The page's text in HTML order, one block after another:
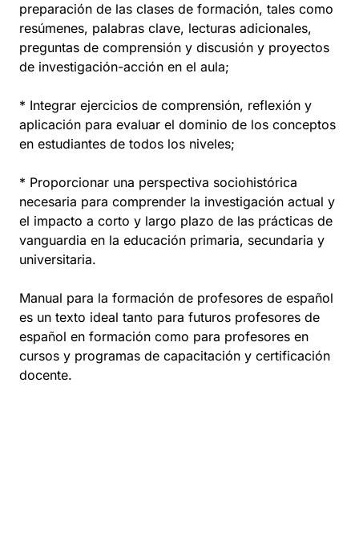
preparación de las clases de formación, tales como
resúmenes, palabras clave, lecturas adicionales,
preguntas de comprensión y discusión y proyectos
de investigación-acción en el aula;
* Integrar ejercicios de comprensión, reflexión y
aplicación para evaluar el dominio de los conceptos
en estudiantes de todos los niveles;
* Proporcionar una perspectiva sociohistórica
necesaria para comprender la investigación actual y
el impacto a corto y largo plazo de las prácticas de
vanguardia en la educación primaria, secundaria y
universitaria.
Manual para la formación de profesores de español
es un texto ideal tanto para futuros profesores de
español en formación como para profesores en
cursos y programas de capacitación y certificación
docente.